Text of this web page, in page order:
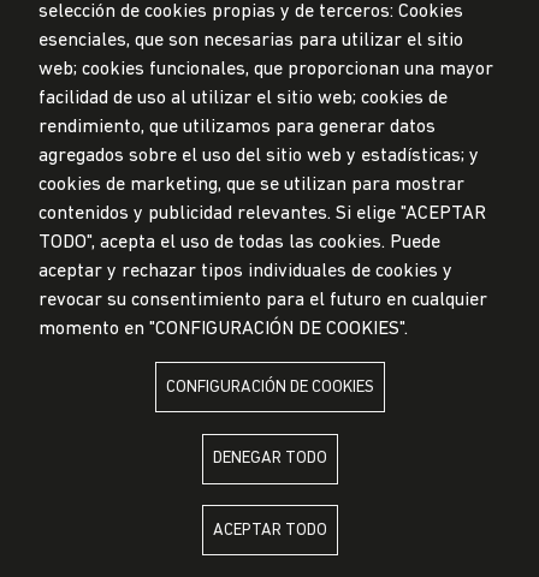
Privacidad de datos personales
Mesa de partes
Todos los derechos reservados
Diseñado por
LA UNIVERSIDAD DE LIMA ES MIEMBRO DE
LA UNIVERSIDAD DE LIMA ESTÁ AFILIADA A
selección de cookies propias y de terceros: Cookies
esenciales, que son necesarias para utilizar el sitio
web; cookies funcionales, que proporcionan una mayor
facilidad de uso al utilizar el sitio web; cookies de
rendimiento, que utilizamos para generar datos
agregados sobre el uso del sitio web y estadísticas; y
cookies de marketing, que se utilizan para mostrar
contenidos y publicidad relevantes. Si elige "ACEPTAR
TODO", acepta el uso de todas las cookies. Puede
aceptar y rechazar tipos individuales de cookies y
revocar su consentimiento para el futuro en cualquier
momento en "CONFIGURACIÓN DE COOKIES".
CONFIGURACIÓN DE COOKIES
DENEGAR TODO
ACEPTAR TODO